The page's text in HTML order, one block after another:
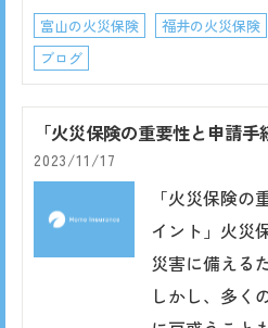
富山の火災保険 福井の火災保険
ブログ
「火災保険の重要性と申請手
2023/11/17
「火災保険
イント」火災
災害に備える
しかし、多く